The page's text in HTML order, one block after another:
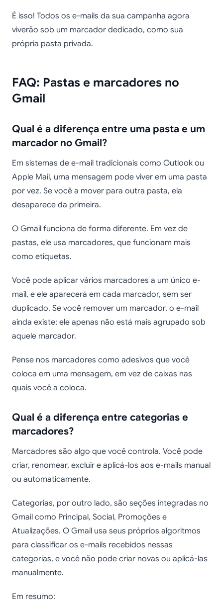
É isso! Todos os e-mails da sua campanha agora
viverão sob um marcador dedicado, como sua
própria pasta privada.
FAQ: Pastas e marcadores no
Gmail
Qual é a diferença entre uma pasta e um
marcador no Gmail?
Em sistemas de e-mail tradicionais como Outlook ou
Apple Mail, uma mensagem pode viver em uma pasta
por vez. Se você a mover para outra pasta, ela
desaparece da primeira.
O Gmail funciona de forma diferente. Em vez de
pastas, ele usa marcadores, que funcionam mais
como etiquetas.
Você pode aplicar vários marcadores a um único e-
mail, e ele aparecerá em cada marcador, sem ser
duplicado. Se você remover um marcador, o e-mail
ainda existe; ele apenas não está mais agrupado sob
aquele marcador.
Pense nos marcadores como adesivos que você
coloca em uma mensagem, em vez de caixas nas
quais você a coloca.
Qual é a diferença entre categorias e
marcadores?
Marcadores são algo que você controla. Você pode
criar, renomear, excluir e aplicá-los aos e-mails manual
ou automaticamente.
Categorias, por outro lado, são seções integradas no
Gmail como Principal, Social, Promoções e
Atualizações. O Gmail usa seus próprios algoritmos
para classificar os e-mails recebidos nessas
categorias, e você não pode criar novas ou aplicá-las
manualmente.
Em resumo: